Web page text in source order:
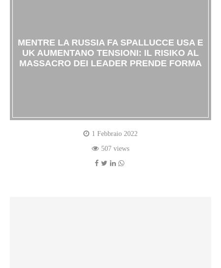
MENTRE LA RUSSIA FA SPALLUCCE USA E
UK AUMENTANO TENSIONI: IL RISIKO AL
MASSACRO DEI LEADER PRENDE FORMA
1 Febbraio 2022
507 views